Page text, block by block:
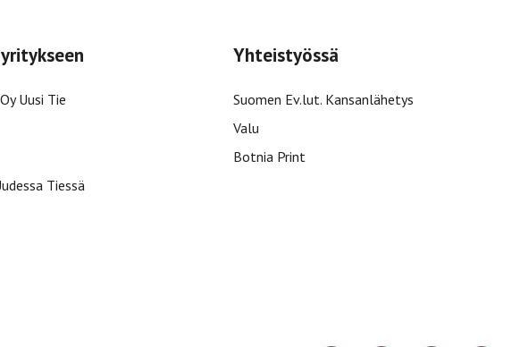
Uusi Tie
Tiessä
Yhteistyössä
Suomen Ev.lut. Kansanlähetys
Valu
Botnia Print